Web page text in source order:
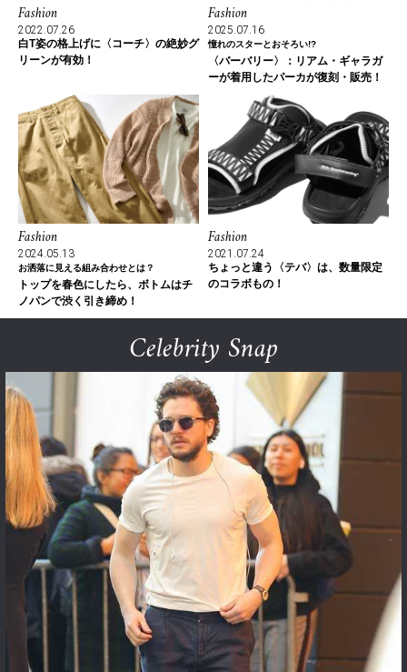
Fashion
2022.07.26
白T姿の格上げに〈コーチ〉の絶妙グ
リーンが有効！
Fashion
2025.07.16
憧れのスターとおそろい!?
〈バーバリー〉：リアム・ギャラガ
ーが着用したパーカが復刻・販売！
Fashion
2024.05.13
お洒落に見える組み合わせとは？
トップを春色にしたら、ボトムはチ
ノパンで渋く引き締め！
Fashion
2021.07.24
ちょっと違う〈テバ〉は、数量限定
のコラボもの！
Celebrity Snap